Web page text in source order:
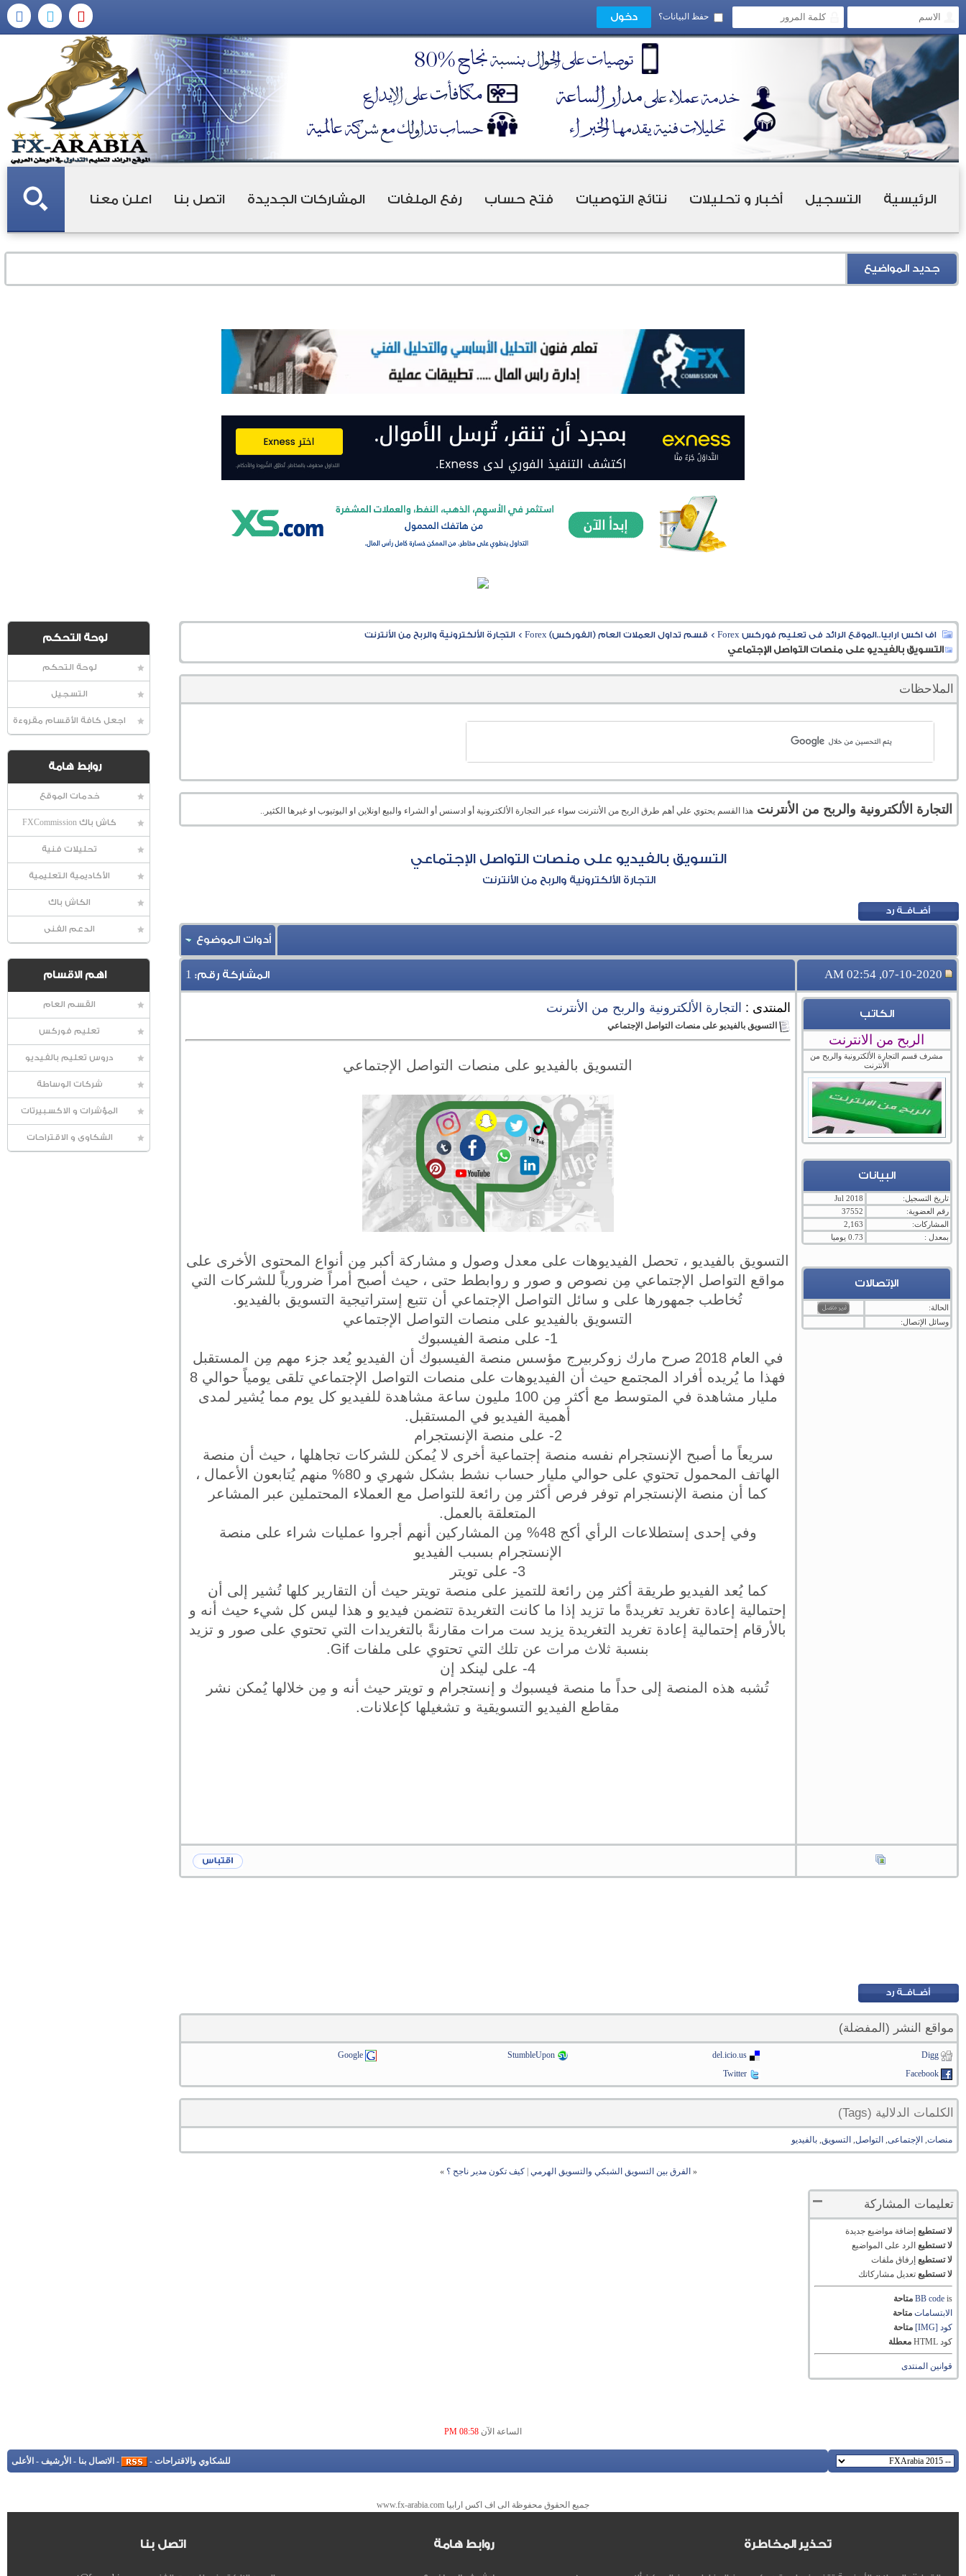
حفظ البيانات؟
الرئيسية التسجيل أخبار و تحليلات نتائج التوصيات فتح حساب رفع الملفات المشاركات الجديدة اتصل بنا اعلن معنا
جديد المواضيع
لوحة التحكم
لوحة التحكم
التسجيل
اجعل كافة الأقسام مقروءة
روابط هامة
خدمات الموقع
كاش باك FXCommission
تحليلات فنية
الأكاديمية التعليمية
الكاش باك
الدعم الفنى
اهم الاقسام
القسم العام
تعليم فوركس
دروس تعليم بالفيديو
شركات الوساطة
المؤشرات و الاكسبيرتات
الشكاوى و الاقتراحات
اف اكس ارابيا..الموقع الرائد فى تعليم فوركس Forex > قسم تداول العملات العام (الفوركس) Forex >التجارة الألكترونية والربح من الأنترنت
التسويق بالفيديو على منصات التواصل الإجتماعي
الملاحظات
التجارة الألكترونية والربح من الأنترنت هذا القسم يحتوي علي أهم طرق الربح من الأنترنت سواء عبر التجارة الألكترونية أو ادسنس أو الشراء والبيع اونلاين او اليوتيوب او غيرها الكثير..
التسويق بالفيديو على منصات التواصل الإجتماعي
التجارة الألكترونية والربح من الأنترنت
أدوات الموضوع
07-10-2020, 02:54 AM المشاركة رقم: 1
الكاتب
الربح من الانترنت
مشرف قسم التجارة الألكترونية والربح من
الأنترنت
البيانات
تاريخ التسجيل:
Jul 2018
رقم العضوية:
37552
المشاركات:
2,163
بمعدل :
0.73 يوميا
الإتصالات
الحالة:
وسائل الإتصال:
المنتدى : التجارة الألكترونية والربح من الأنترنت
التسويق بالفيديو على منصات التواصل الإجتماعي
التسويق بالفيديو على منصات التواصل الإجتماعي
التسويق بالفيديو ، تحصل الفيديوهات على معدل وصول و مشاركة أكبر مِن أنواع المحتوى الأخرى على
مواقع التواصل الإجتماعي مِن نصوص و صور و روابطط حتى ، حيث أصبح أمراً ضرورياً للشركات التي
تُخاطب جمهورها على و سائل التواصل الإجتماعي أن تتبع إستراتيجية التسويق بالفيديو.
التسويق بالفيديو على منصات التواصل الإجتماعي
1- على منصة الفيسبوك
في العام 2018 صرح مارك زوكربيرج مؤسس منصة الفيسبوك أن الفيديو يُعد جزء مهم مِن المستقبل
فهذا ما يُريده أفراد المجتمع حيث أن الفيديوهات على منصات التواصل الإجتماعي تلقى يومياً حوالي 8
مليار مشاهدة في المتوسط مع أكثر مِن 100 مليون ساعة مشاهدة للفيديو كل يوم مما يُشير لمدى
أهمية الفيديو في المستقبل.
2- على منصة الإنستجرام
سريعاً ما أصبح الإنستجرام نفسه منصة إجتماعية أخرى لا يُمكن للشركات تجاهلها ، حيث أن منصة
الهاتف المحمول تحتوي على حوالي مليار حساب نشط بشكل شهري و 80% منهم يُتابعون الأعمال ،
كما أن منصة الإنستجرام توفر فرص أكثر مِن رائعة للتواصل مع العملاء المحتملين عبر المشاعر
المتعلقة بالعمل.
وفي إحدى إستطلاعات الرأي أكج 48% مِن المشاركين أنهم أجروا عمليات شراء على منصة
الإنستجرام بسبب الفيديو
3- على تويتر
كما يُعد الفيديو طريقة أكثر مِن رائعة للتميز على منصة تويتر حيث أن التقارير كلها تُشير إلى أن
إحتمالية إعادة تغريد تغريدةً ما تزيد إذا ما كانت التغريدة تتضمن فيديو و هذا ليس كل شيء حيث أنه و
بالأرقام إحتمالية إعادة تغريد التغريدة يزيد ست مرات مقارنةً بالتغريدات التي تحتوي على صور و تزيد
بنسبة ثلاث مرات عن تلك التي تحتوي على ملفات Gif.
4- على لينكد إن
تُشبه هذه المنصة إلى حداً ما منصة فيسبوك و إنستجرام و تويتر حيث أنه و مِن خلالها يُمكن نشر
مقاطع الفيديو التسويقية و تشغيلها كإعلانات.
مواقع النشر (المفضلة)
Digg
del.icio.us
StumbleUpon
Google
Facebook
Twitter
الكلمات الدلالية (Tags)
منصات, الإجتماعى, التواصل, التسويق,بالفيديو
« الفرق بين التسويق الشبكي والتسويق الهرمي| كيف تكون مدير ناجح ؟ »
تعليمات المشاركة
لا تستطيع إضافة مواضيع جديدة
لا تستطيع الرد على المواضيع
لا تستطيع إرفاق ملفات
لا تستطيع تعديل مشاركاتك
BB codeis
متاحة
الابتسامات متاحة
كود [IMG]
متاحة
كود HTML
معطلة
قوانين المنتدى
الساعة الآن 08:58 PM
للشكاوي والاقتراحات -
- الاتصال بنا - الأرشيف - الأعلى
جميع الحقوق محفوظة الى اف اكس ارابيا www.fx-arabia.com
تحذير المخاطرة روابط هامة اتصل بنا